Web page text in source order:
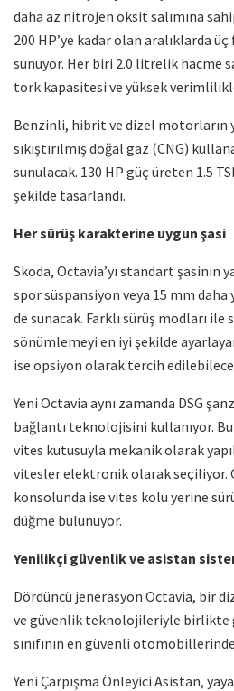
daha az nitrojen oksit salımına
200 HP’ye kadar olan aralıklarda
sunuyor. Her biri 2.0 litrelik hacme
tork kapasitesi ve yüksek
Benzinli, hibrit ve dizel motorların
sıkıştırılmış doğal gaz (CNG)
sunulacak. 130 HP güç üreten 1.5
şekilde tasarlandı.
Her sürüş karakterine uygun şasi
Skoda, Octavia’yı standart şasinin
spor süspansiyon veya 15 mm
de sunacak. Farklı sürüş modları ile
sönümlemeyi en iyi şekilde
ise opsiyon olarak tercih
Yeni Octavia aynı zamanda DSG
bağlantı teknolojisini kullanıyor.
vites kutusuyla mekanik olarak
vitesler elektronik olarak seçiliyor.
konsolunda ise vites kolu yerine
düğme bulunuyor.
Yenilikçi güvenlik ve asistan
Dördüncü jenerasyon Octavia, bir
ve güvenlik teknolojileriyle birlikte
sınıfının en güvenli
Yeni Çarpışma Önleyici Asistan,